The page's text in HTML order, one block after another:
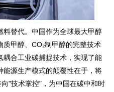
料替代。中国作为全球最大甲醇
甲醇、CO₂制甲醇的完整技术
合工业碳捕捉技术，实现了能
源生产模式的颠覆性在于，将
"技术掌控"，为中国在碳中和时